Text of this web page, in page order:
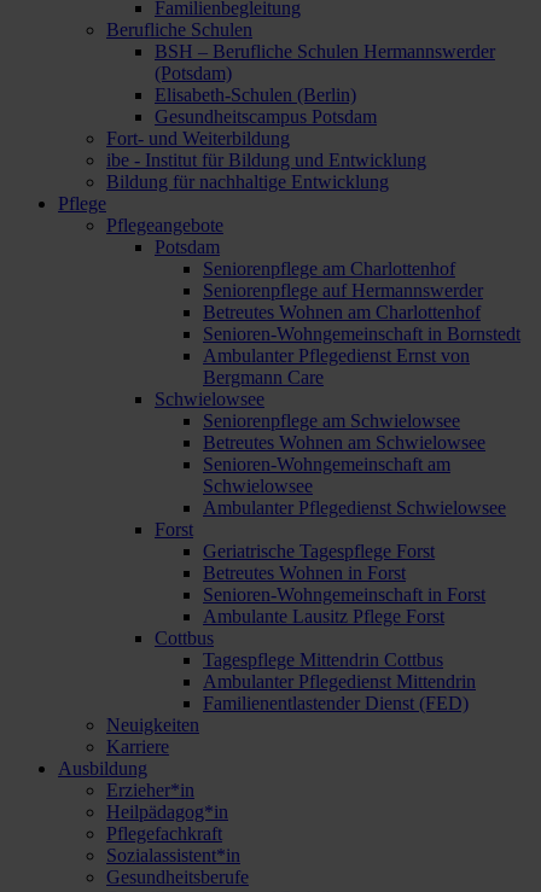
Familienbegleitung
Berufliche Schulen
BSH – Berufliche Schulen Hermannswerder
(Potsdam)
Elisabeth-Schulen (Berlin)
Gesundheitscampus Potsdam
Fort- und Weiterbildung
ibe - Institut für Bildung und Entwicklung
Bildung für nachhaltige Entwicklung
Pflege
Pflegeangebote
Potsdam
Seniorenpflege am Charlottenhof
Seniorenpflege auf Hermannswerder
Betreutes Wohnen am Charlottenhof
Senioren-Wohngemeinschaft in Bornstedt
Ambulanter Pflegedienst Ernst von
Bergmann Care
Schwielowsee
Seniorenpflege am Schwielowsee
Betreutes Wohnen am Schwielowsee
Senioren-Wohngemeinschaft am
Schwielowsee
Ambulanter Pflegedienst Schwielowsee
Forst
Geriatrische Tagespflege Forst
Betreutes Wohnen in Forst
Senioren-Wohngemeinschaft in Forst
Ambulante Lausitz Pflege Forst
Cottbus
Tagespflege Mittendrin Cottbus
Ambulanter Pflegedienst Mittendrin
Familienentlastender Dienst (FED)
Neuigkeiten
Karriere
Ausbildung
Erzieher*in
Heilpädagog*in
Pflegefachkraft
Sozialassistent*in
Gesundheitsberufe